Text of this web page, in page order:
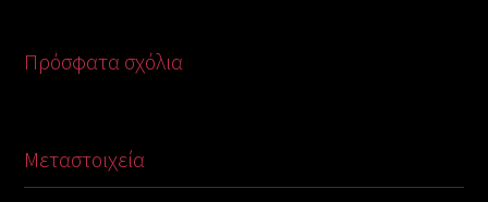
Πρόσφατα σχόλια
Μεταστοιχεία